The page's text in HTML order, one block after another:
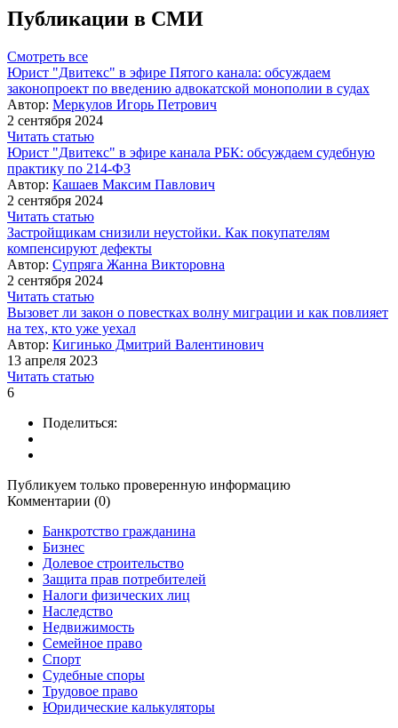
Публикации в СМИ
Смотреть все
Юрист "Двитекс" в эфире Пятого канала: обсуждаем
законопроект по введению адвокатской монополии в судах
Автор: Меркулов Игорь Петрович
2 сентября 2024
Читать статью
Юрист "Двитекс" в эфире канала РБК: обсуждаем судебную
практику по 214-ФЗ
Автор: Кашаев Максим Павлович
2 сентября 2024
Читать статью
Застройщикам снизили неустойки. Как покупателям
компенсируют дефекты
Автор: Супряга Жанна Викторовна
2 сентября 2024
Читать статью
Вызовет ли закон о повестках волну миграции и как повлияет
на тех, кто уже уехал
Автор: Кигинько Дмитрий Валентинович
13 апреля 2023
Читать статью
6
Поделиться:
Публикуем только проверенную информацию
Комментарии (0)
Банкротство гражданина
Бизнес
Долевое строительство
Защита прав потребителей
Налоги физических лиц
Наследство
Недвижимость
Семейное право
Спорт
Судебные споры
Трудовое право
Юридические калькуляторы